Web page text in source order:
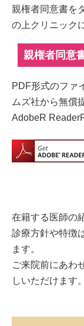
親権者同意書を
の上クリニック
親権者同意
PDF形式のファ
ムズ社から無償
AdobeR
在籍する医師の
診療方針や特徴
ます。
ご来院前にあわ
しいただけます。